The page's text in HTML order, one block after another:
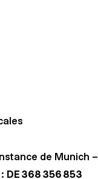
de Munich –
DE 368 356 853